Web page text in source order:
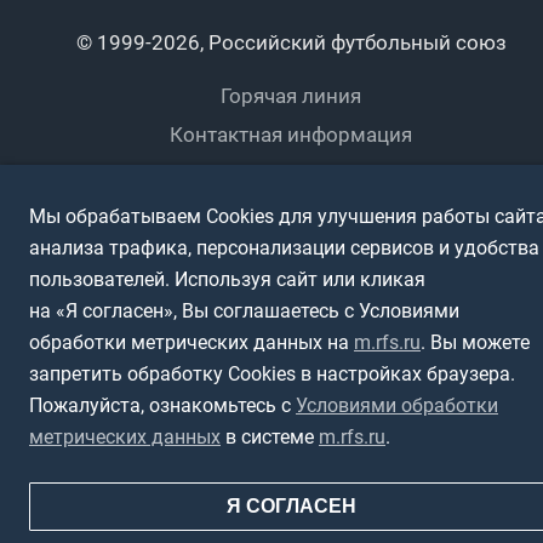
Пляжный
Футбольное двоеборье
Интерактивный
Любители
Спортшколы
Дети
Спортсмены с ОВЗ
© 1999-2026, Российский футбольный союз
Горячая линия
Контактная информация
Политика обработки персональных данных
Использование информации
Полная версия сайта
Мы обрабатываем Cookies для улучшения работы
анализа трафика, персонализации сервисов и удобства
пользователей. Используя сайт или кликая
на «Я согласен», Вы соглашаетесь с Условиями
обработки метрических данных на m.rfs.ru. Вы можете
запретить обработку Cookies в настройках браузера.
Пожалуйста, ознакомьтесь с Условиями обработки
метрических данных в системе m.rfs.ru.
Я СОГЛАСЕН